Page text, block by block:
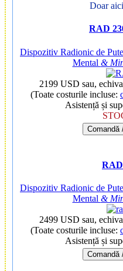
Doar
RAD
Dispozitiv Radionic de
Mental &
2199 USD sau,
(Toate costurile incluse:
Asistență și
Comandă
Dispozitiv Radionic de
Mental &
2499 USD sau,
(Toate costurile incluse:
Asistență și
Comandă